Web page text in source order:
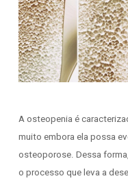
A osteopenia é
muito embora ela possa
osteoporose. Dessa
o processo que leva a